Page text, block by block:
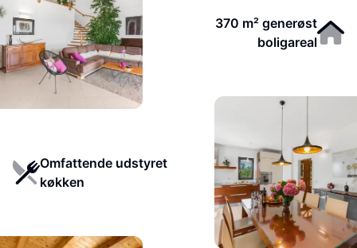
370 m² generøst
boligareal
Omfattende udstyret
køkken